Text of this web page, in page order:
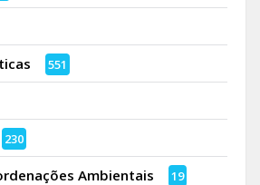
551
230
Ambientais 19